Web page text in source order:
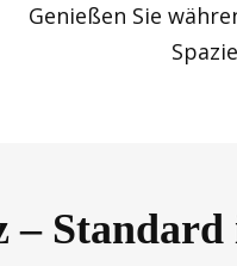
Genießen Sie
–